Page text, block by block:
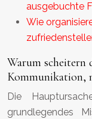
ausgebuchte
Wie
Warum scheitern
Kommunikation,
Die
grundlegendes